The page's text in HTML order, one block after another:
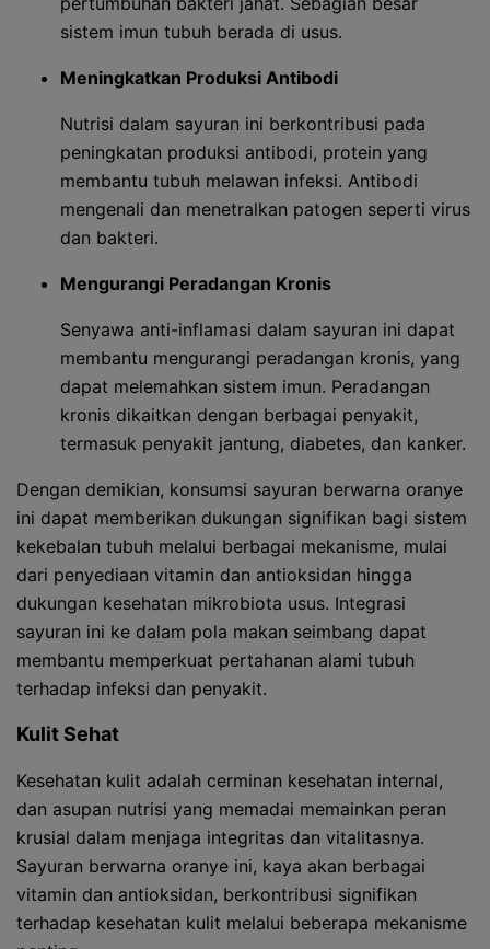
sistem imun tubuh berada di usus.
Meningkatkan Produksi Antibodi
Nutrisi dalam sayuran ini berkontribusi pada
peningkatan produksi antibodi, protein yang
membantu tubuh melawan infeksi. Antibodi
mengenali dan menetralkan patogen seperti virus
dan bakteri.
Mengurangi Peradangan Kronis
Senyawa anti-inflamasi dalam sayuran ini dapat
membantu mengurangi peradangan kronis, yang
dapat melemahkan sistem imun. Peradangan
kronis dikaitkan dengan berbagai penyakit,
termasuk penyakit jantung, diabetes, dan kanker.
Dengan demikian, konsumsi sayuran berwarna oranye
ini dapat memberikan dukungan signifikan bagi sistem
kekebalan tubuh melalui berbagai mekanisme, mulai
dari penyediaan vitamin dan antioksidan hingga
dukungan kesehatan mikrobiota usus. Integrasi
sayuran ini ke dalam pola makan seimbang dapat
membantu memperkuat pertahanan alami tubuh
terhadap infeksi dan penyakit.
Kulit Sehat
Kesehatan kulit adalah cerminan kesehatan internal,
dan asupan nutrisi yang memadai memainkan peran
krusial dalam menjaga integritas dan vitalitasnya.
Sayuran berwarna oranye ini, kaya akan berbagai
vitamin dan antioksidan, berkontribusi signifikan
terhadap kesehatan kulit melalui beberapa mekanisme